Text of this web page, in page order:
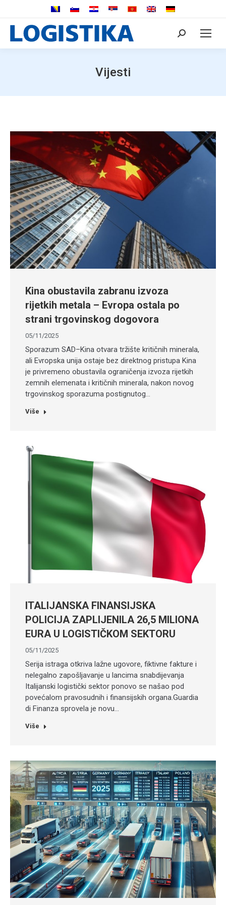
Search:
Vijesti
Kina obustavila zabranu izvoza
rijetkih metala – Evropa ostala po
strani trgovinskog dogovora
05/11/2025
Sporazum SAD–Kina otvara tržište kritičnih minerala,
ali Evropska unija ostaje bez direktnog pristupa Kina
je privremeno obustavila ograničenja izvoza rijetkih
zemnih elemenata i kritičnih minerala, nakon novog
trgovinskog sporazuma postignutog…
Više
ITALIJANSKA FINANSIJSKA
POLICIJA ZAPLIJENILA 26,5 MILIONA
EURA U LOGISTIČKOM SEKTORU
05/11/2025
Serija istraga otkriva lažne ugovore, fiktivne fakture i
nelegalno zapošljavanje u lancima snabdijevanja
Italijanski logistički sektor ponovo se našao pod
povećalom pravosudnih i finansijskih organa.Guardia
di Finanza sprovela je novu…
Više